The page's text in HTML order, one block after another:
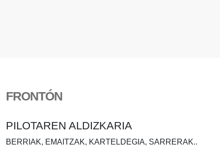
FRONTÓN
PILOTAREN ALDIZKARIA
BERRIAK, EMAITZAK, KARTELDEGIA, SARRERAK..